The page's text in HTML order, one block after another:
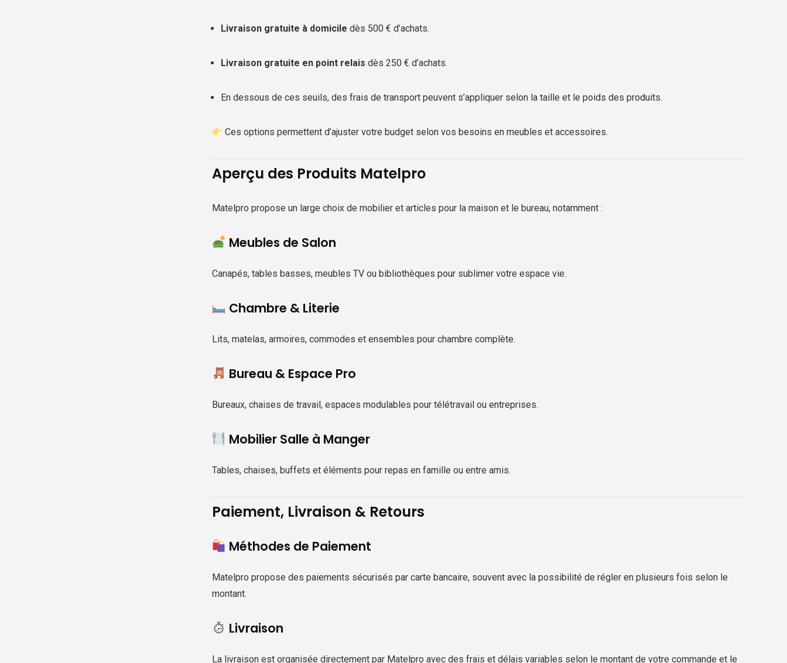
Livraison gratuite à domicile dès 500 € d’achats.
Livraison gratuite en point relais dès 250 € d’achats.
En dessous de ces seuils, des frais de transport peuvent s’appliquer selon la taille et le poids des produits.
Ces options permettent d’ajuster votre budget selon vos besoins en meubles et accessoires.
Aperçu des Produits Matelpro
Matelpro propose un large choix de mobilier et articles pour la maison et le bureau, notamment :
Meubles de Salon
Canapés, tables basses, meubles TV ou bibliothèques pour sublimer votre espace vie.
Chambre & Literie
Lits, matelas, armoires, commodes et ensembles pour chambre complète.
Bureau & Espace Pro
Bureaux, chaises de travail, espaces modulables pour télétravail ou entreprises.
Mobilier Salle à Manger
Tables, chaises, buffets et éléments pour repas en famille ou entre amis.
Paiement, Livraison & Retours
Méthodes de Paiement
Matelpro propose des paiements sécurisés par carte bancaire, souvent avec la possibilité de régler en plusieurs fois selon le
montant.
Livraison
La livraison est organisée directement par Matelpro avec des frais et délais variables selon le montant de votre commande et le